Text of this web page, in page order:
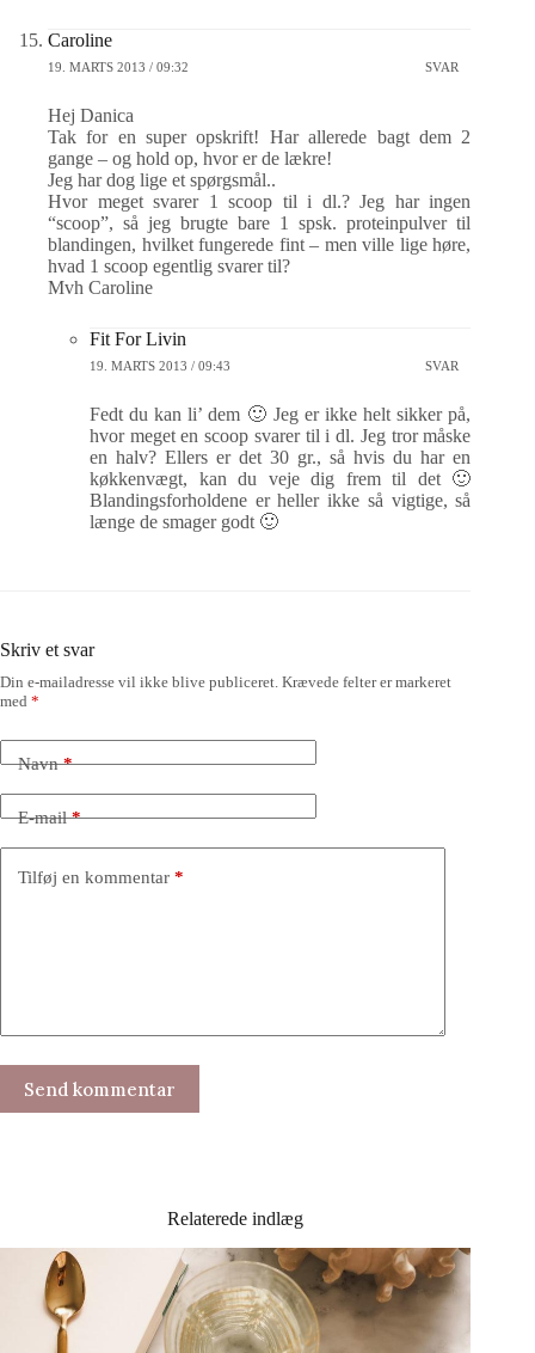
Caroline
19. MARTS 2013 / 09:32 SVAR
Hej Danica
Tak for en super opskrift! Har allerede bagt dem 2
gange – og hold op, hvor er de lækre!
Jeg har dog lige et spørgsmål..
Hvor meget svarer 1 scoop til i dl.? Jeg har ingen
“scoop”, så jeg brugte bare 1 spsk. proteinpulver til
blandingen, hvilket fungerede fint – men ville lige høre,
hvad 1 scoop egentlig svarer til?
Mvh Caroline
Fit For Livin
19. MARTS 2013 / 09:43 SVAR
Fedt du kan li’ dem 🙂 Jeg er ikke helt sikker på,
hvor meget en scoop svarer til i dl. Jeg tror måske
en halv? Ellers er det 30 gr., så hvis du har en
køkkenvægt, kan du veje dig frem til det 🙂
Blandingsforholdene er heller ikke så vigtige, så
længe de smager godt 🙂
Skriv et svar
Din e-mailadresse vil ikke blive publiceret. Krævede felter er markeret
med *
Navn*
E-mail*
Tilføj en kommentar *
Send kommentar
Relaterede indlæg